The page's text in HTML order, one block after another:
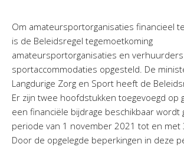
Om amateursportorganisaties financieel
is de Beleidsregel tegemoetkoming
amateursportorganisaties en verhuurders
sportaccommodaties opgesteld. De
Langdurige Zorg en Sport heeft de
Er zijn twee hoofdstukken toegevoegd op
een financiële bijdrage beschikbaar wordt
periode van 1 november 2021 tot en met
Door de opgelegde beperkingen in deze